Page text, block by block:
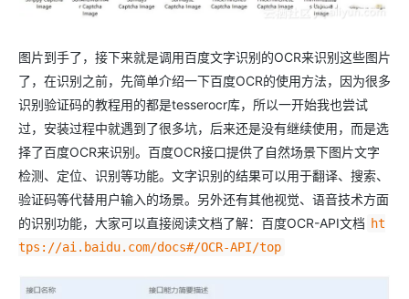
图片到手了，接下来就是调用百度文字识别的OCR来识别这些图片
了，在识别之前，先简单介绍一下百度OCR的使用方法，因为很多
识别验证码的教程用的都是tesserocr库，所以一开始我也尝试
过，安装过程中就遇到了很多坑，后来还是没有继续使用，而是选
择了百度OCR来识别。百度OCR接口提供了自然场景下图片文字
检测、定位、识别等功能。文字识别的结果可以用于翻译、搜索、
验证码等代替用户输入的场景。另外还有其他视觉、语音技术方面
的识别功能，大家可以直接阅读文档了解：百度OCR-API文档 ht
tps://ai.baidu.com/docs#/OCR-API/top